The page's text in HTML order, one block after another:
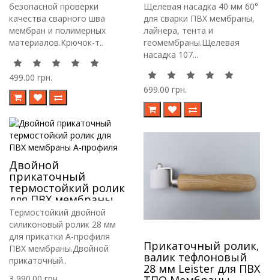
безопасной проверки
качества сварного шва
мембран и полимерных
материалов.Крючок-т..
499.00 грн.
ПВХ мембраны,
лайнера, тента
Щелевая насадка 40 мм 60°
для сварки ПВХ мембраны,
лайнера, тента и
геомембраны.Щелевая
насадка 107...
699.00 грн.
Двойной
прикаточный
термостойкий ролик
для ПВХ мембраны
А-профиля
Термостойкий двойной
силиконовый ролик 28 мм
для прикатки А-профиля
ПВХ мембраны.Двойной
прикаточный..
Прикаточный ролик,
валик тефлоновый
28 мм Leister для ПВХ